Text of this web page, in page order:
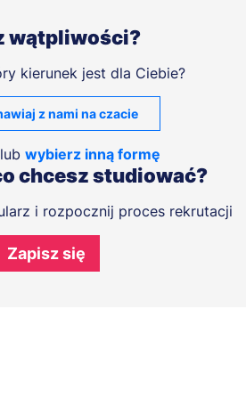
wątpliwości?
kierunek jest dla Ciebie?
z nami na czacie
lub wybierz inną formę
chcesz studiować?
i rozpocznij proces rekrutacji
Zapisz się